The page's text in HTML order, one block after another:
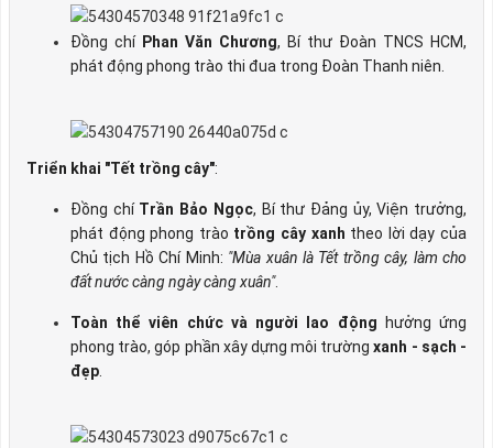
Đồng chí Phan Văn Chương, Bí thư Đoàn TNCS HCM,
phát động phong trào thi đua trong Đoàn Thanh niên.
Triển khai "Tết trồng cây":
Đồng chí Trần Bảo Ngọc, Bí thư Đảng ủy, Viện trưởng,
phát động phong trào trồng cây xanh theo lời dạy của
Chủ tịch Hồ Chí Minh: "Mùa xuân là Tết trồng cây, làm cho
đất nước càng ngày càng xuân".
Toàn thể viên chức và người lao động hưởng ứng
phong trào, góp phần xây dựng môi trườngxanh - sạch -
đẹp